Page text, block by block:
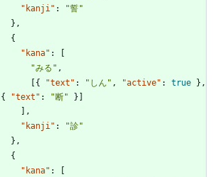
"kanji" :
"誓"
} ,
{
"kana" :
"みる" ,
{ "text" : "しん" , "active" : true } ,
{
"text" : "断" }
,
"kanji" :
"診"
} ,
{
"kana" :